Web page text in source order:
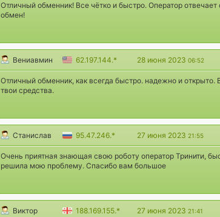
Отличный обменник! Все чётко и быстро. Оператор
обмен!
Вениавмин 62.197.144.* 28 июня 2023 06:52
Отличный обменник, как всегда быстро. надежно и открыто.
твои средства.
Станислав 95.47.246.* 27 июня 2023 21:55
Очень приятная знающая свою роботу оператор Тринити,
решила мою проблему. Спасибо вам большое
Виктор 188.169.155.* 27 июня 2023 21:41